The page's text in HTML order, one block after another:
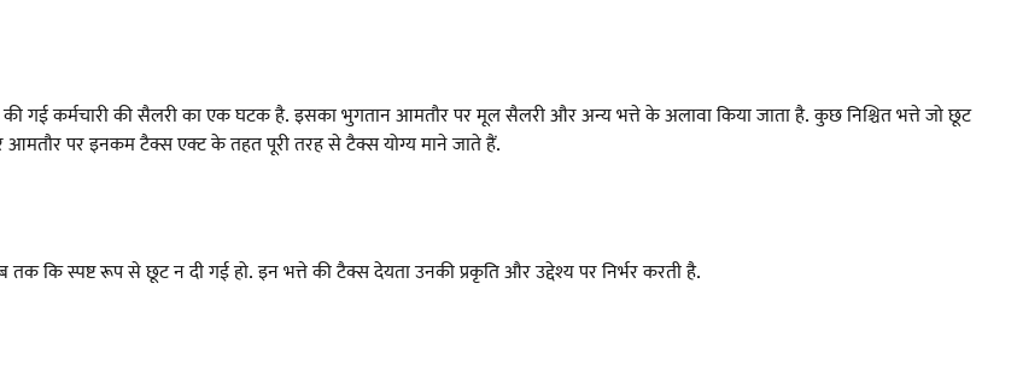
की गई कर्मचारी की सैलरी का एक घटक है. इसका भुगतान आमतौर पर मूल सैलरी और अन्य भत्ते के अलावा किया जाता है. कुछ निश्चित भत्ते जो छूट
पर इनकम टैक्स एक्ट के तहत पूरी तरह से टैक्स योग्य माने जाते हैं.
स्पष्ट रूप से छूट न दी गई हो. इन भत्ते की टैक्स देयता उनकी प्रकृति और उद्देश्य पर निर्भर करती है.